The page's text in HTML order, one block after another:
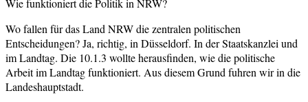
Wo fallen für das Land NRW die zentralen politischen
Entscheidungen? Ja, richtig, in Düsseldorf. In der Staatskanzlei und
im Landtag. Die 10.1.3 wollte herausfinden, wie die politische
Arbeit im Landtag funktioniert. Aus diesem Grund fuhren wir in die
Landeshauptstadt.